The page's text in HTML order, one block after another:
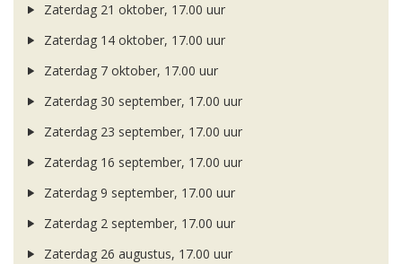
Zaterdag 21 oktober, 17.00 uur
Zaterdag 14 oktober, 17.00 uur
Zaterdag 7 oktober, 17.00 uur
Zaterdag 30 september, 17.00 uur
Zaterdag 23 september, 17.00 uur
Zaterdag 16 september, 17.00 uur
Zaterdag 9 september, 17.00 uur
Zaterdag 2 september, 17.00 uur
Zaterdag 26 augustus, 17.00 uur